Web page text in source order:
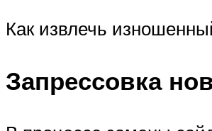
Как извлечь
Запрессовка